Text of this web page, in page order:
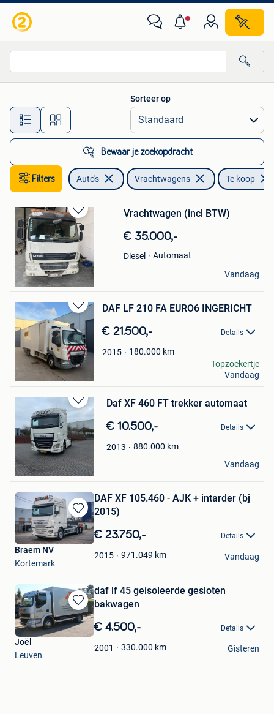
Alle afstanden…
Sorteer op
Bewaar je zoekopdracht
Filters Auto's Vrachtwagens Te koop
Bewaren
in
Mijn
Favorieten
Vrachtwagen (incl BTW)
€ 35.000,-
Diesel
Automaat
Simge
Zele+Deel Lokeren
Vandaag
Bewaren
in
Mijn
Favorieten
DAF LF 210 FA EURO6 INGERICHT
€ 21.500,- Details
2015 180.000 km
Zele+Deel Lokeren
Topzoekertje
Vandaag
Bewaren
in
Mijn
Favorieten
Daf XF 460 FT trekker automaat
€ 10.500,- Details
2013 880.000 km
MWA
Lommel
Vandaag
Bewaren
in
Mijn
Favorieten
DAF XF 105.460 - AJK + intarder (bj
2015)
€ 23.750,- Details
2015 971.049 km
Braem NV
Kortemark
Vandaag
Bewaren
in
Mijn
Favorieten
daf lf 45 geisoleerde gesloten
bakwagen
€ 4.500,- Details
2001 330.000 km
Joël
Leuven
Gisteren